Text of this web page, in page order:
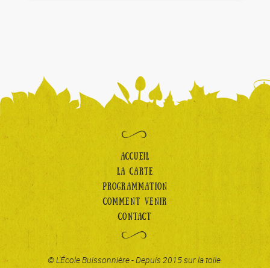
ACCUEIL
LA CARTE
PROGRAMMATION
COMMENT VENIR
CONTACT
© L'École Buissonnière - Depuis 2015 sur la toile.